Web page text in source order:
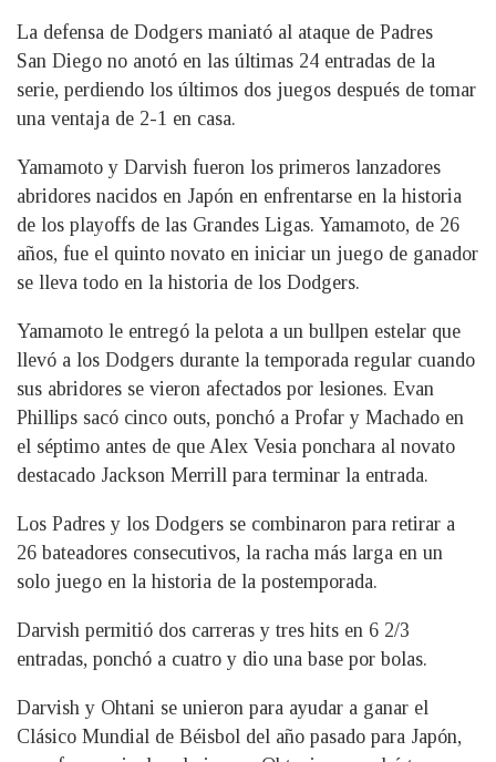
La defensa de Dodgers maniató al ataque de Padres
San Diego no anotó en las últimas 24 entradas de la
serie, perdiendo los últimos dos juegos después de tomar
una ventaja de 2-1 en casa.
Yamamoto y Darvish fueron los primeros lanzadores
abridores nacidos en Japón en enfrentarse en la historia
de los playoffs de las Grandes Ligas. Yamamoto, de 26
años, fue el quinto novato en iniciar un juego de ganador
se lleva todo en la historia de los Dodgers.
Yamamoto le entregó la pelota a un bullpen estelar que
llevó a los Dodgers durante la temporada regular cuando
sus abridores se vieron afectados por lesiones. Evan
Phillips sacó cinco outs, ponchó a Profar y Machado en
el séptimo antes de que Alex Vesia ponchara al novato
destacado Jackson Merrill para terminar la entrada.
Los Padres y los Dodgers se combinaron para retirar a
26 bateadores consecutivos, la racha más larga en un
solo juego en la historia de la postemporada.
Darvish permitió dos carreras y tres hits en 6 2/3
entradas, ponchó a cuatro y dio una base por bolas.
Darvish y Ohtani se unieron para ayudar a ganar el
Clásico Mundial de Béisbol del año pasado para Japón,